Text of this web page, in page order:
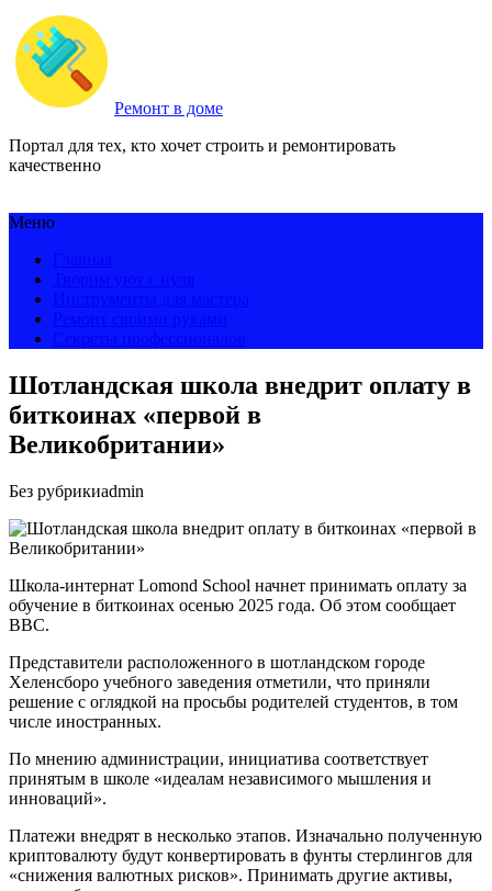
Ремонт в доме
Портал для тех, кто хочет строить и ремонтировать
качественно
Меню
Шотландская школа внедрит оплату в
биткоинах «первой в
Великобритании»
Без рубрикиadmin
Школа-интернат Lomond School начнет принимать оплату за
обучение в биткоинах осенью 2025 года. Об этом сообщает
BBC.
Представители расположенного в шотландском городе
Хеленсборо учебного заведения отметили, что приняли
решение с оглядкой на просьбы родителей студентов, в том
числе иностранных.
По мнению администрации, инициатива соответствует
принятым в школе «идеалам независимого мышления и
инноваций».
Платежи внедрят в несколько этапов. Изначально полученную
криптовалюту будут конвертировать в фунты стерлингов для
«снижения валютных рисков». Принимать другие активы,